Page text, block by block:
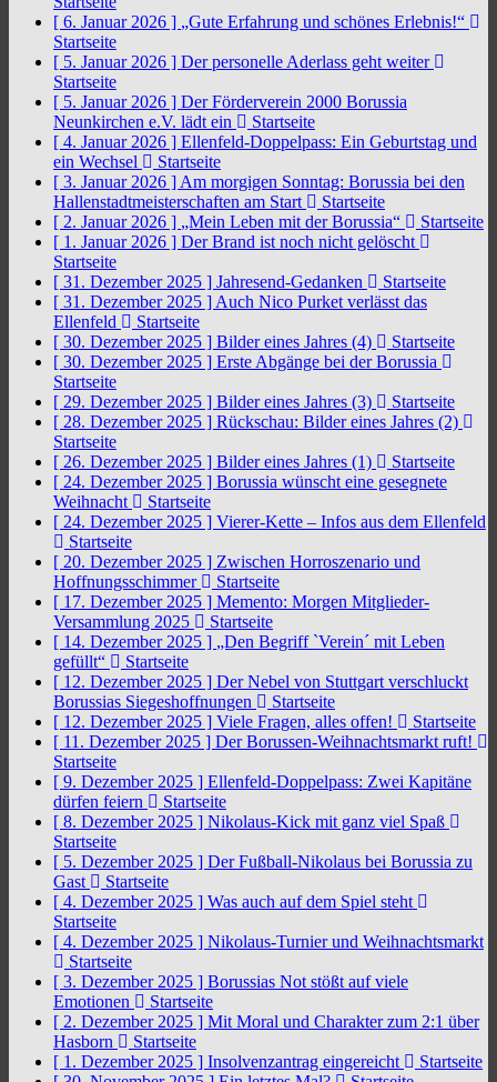
[ 6. Januar 2026 ] „Gute Erfahrung und schönes Erlebnis!“
Startseite
[ 5. Januar 2026 ] Der personelle Aderlass geht weiter
Startseite
[ 5. Januar 2026 ] Der Förderverein 2000 Borussia
Neunkirchen e.V. lädt ein
Startseite
[ 4. Januar 2026 ] Ellenfeld-Doppelpass: Ein Geburtstag und
ein Wechsel
Startseite
[ 3. Januar 2026 ] Am morgigen Sonntag: Borussia bei den
Hallenstadtmeisterschaften am Start
Startseite
[ 2. Januar 2026 ] „Mein Leben mit der Borussia“
Startseite
[ 1. Januar 2026 ] Der Brand ist noch nicht gelöscht
Startseite
[ 31. Dezember 2025 ] Jahresend-Gedanken
Startseite
[ 31. Dezember 2025 ] Auch Nico Purket verlässt das
Ellenfeld
Startseite
[ 30. Dezember 2025 ] Bilder eines Jahres (4)
Startseite
[ 30. Dezember 2025 ] Erste Abgänge bei der Borussia
Startseite
[ 29. Dezember 2025 ] Bilder eines Jahres (3)
Startseite
[ 28. Dezember 2025 ] Rückschau: Bilder eines Jahres (2)
Startseite
[ 26. Dezember 2025 ] Bilder eines Jahres (1)
Startseite
[ 24. Dezember 2025 ] Borussia wünscht eine gesegnete
Weihnacht
Startseite
[ 24. Dezember 2025 ] Vierer-Kette – Infos aus dem Ellenfeld
Startseite
[ 20. Dezember 2025 ] Zwischen Horroszenario und
Hoffnungsschimmer
Startseite
[ 17. Dezember 2025 ] Memento: Morgen Mitglieder-
Versammlung 2025
Startseite
[ 14. Dezember 2025 ] „Den Begriff `Verein´ mit Leben
gefüllt“
Startseite
[ 12. Dezember 2025 ] Der Nebel von Stuttgart verschluckt
Borussias Siegeshoffnungen
Startseite
[ 12. Dezember 2025 ] Viele Fragen, alles offen!
Startseite
[ 11. Dezember 2025 ] Der Borussen-Weihnachtsmarkt ruft!
Startseite
[ 9. Dezember 2025 ] Ellenfeld-Doppelpass: Zwei Kapitäne
dürfen feiern
Startseite
[ 8. Dezember 2025 ] Nikolaus-Kick mit ganz viel Spaß
Startseite
[ 5. Dezember 2025 ] Der Fußball-Nikolaus bei Borussia zu
Gast
Startseite
[ 4. Dezember 2025 ] Was auch auf dem Spiel steht
Startseite
[ 4. Dezember 2025 ] Nikolaus-Turnier und Weihnachtsmarkt
Startseite
[ 3. Dezember 2025 ] Borussias Not stößt auf viele
Emotionen
Startseite
[ 2. Dezember 2025 ] Mit Moral und Charakter zum 2:1 über
Hasborn
Startseite
[ 1. Dezember 2025 ] Insolvenzantrag eingereicht
Startseite